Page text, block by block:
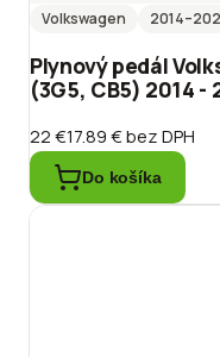
Volkswagen
2014
Plynový pedál
(3G5, CB5) 2014 -
22 €17.89 €bez DPH
Do košíka